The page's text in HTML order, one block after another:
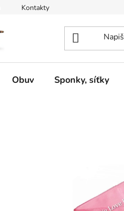
Kontakty
Obuv Sponky, síťky